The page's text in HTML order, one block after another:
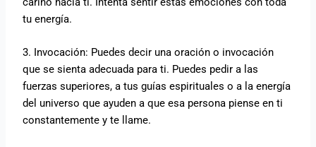
tu energía.
3. Invocación: Puedes decir una oración o invocación
que se sienta adecuada para ti. Puedes pedir a las
fuerzas superiores, a tus guías espirituales o a la energía
del universo que ayuden a que esa persona piense en ti
constantemente y te llame.